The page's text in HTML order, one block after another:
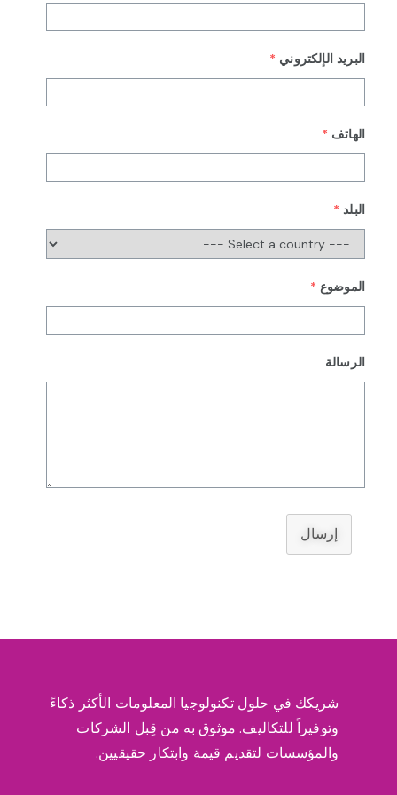
البريد الإلكتروني *
الهاتف *
البلد *
الموضوع *
الرسالة
إرسال
شريكك في حلول تكنولوجيا المعلومات الأكثر ذكاءً
وتوفيراً للتكاليف. موثوق به من قِبل الشركات
والمؤسسات لتقديم قيمة وابتكار حقيقيين.